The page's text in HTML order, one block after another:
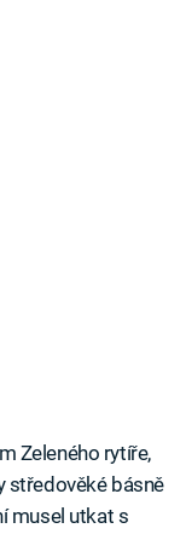
Zeleného rytíře,
středověké básně
musel utkat s